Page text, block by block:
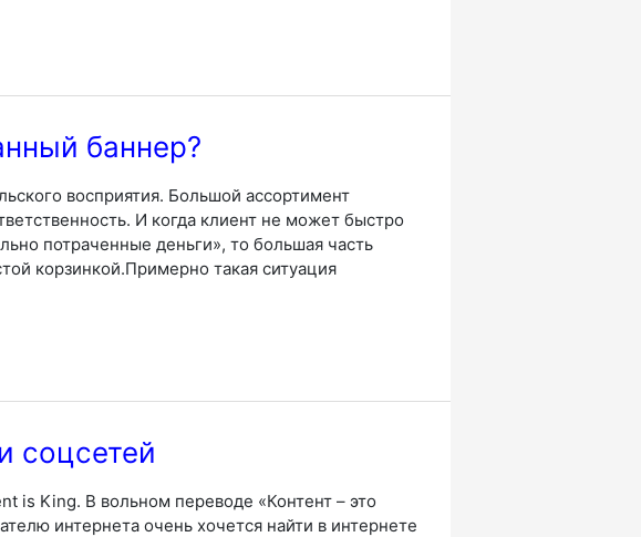
баннер?
восприятия. Большой ассортимент
И когда клиент не может быстро
потраченные деньги», то большая часть
корзинкой.Примерно такая ситуация
соцсетей
is King. В вольном переводе «Контент – это
интернета очень хочется найти в интернете